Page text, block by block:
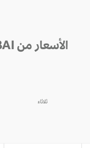
الأسعار من DUBAI إلى جدة خلال 30 يوم القادمة
ثلاثاء